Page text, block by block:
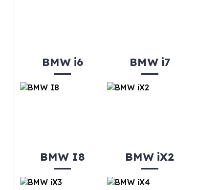
BMW i6 BMW i7
BMW I8 BMW iX2